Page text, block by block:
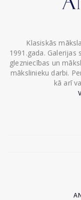
Klasiskās
1991.gada. Galerijas
glezniecības un
mākslinieku darbi.
kā arī